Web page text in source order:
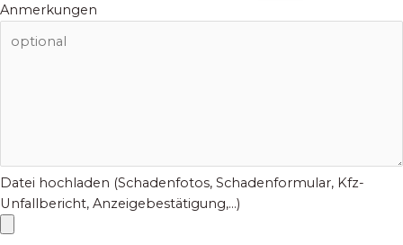
Anmerkungen
Datei hochladen (Schadenfotos, Schadenformular, Kfz-
Unfallbericht, Anzeigebestätigung,...)